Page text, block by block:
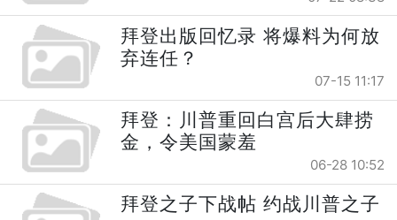
拜登出版回忆录 将爆料为何放
弃连任？
07-15 11:17
拜登：川普重回白宫后大肆捞
金，令美国蒙羞
06-28 10:52
拜登之子下战帖 约战川普之子